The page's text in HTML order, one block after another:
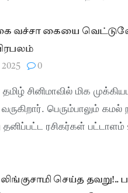
வச்சா கையை
2025 0
சினிமாவில் மிக
பெரும்பாலும் கமல்
தனிப்பட்ட ரசிகர்கள்
செய்த தவறு!..